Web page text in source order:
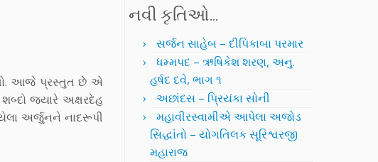
આજે પ્રસ્તુત છે એ
જ્યારે અક્ષરદેહ
અર્જુનને નાદરૂપી
નવી કૃતિઓ…
સર્જન સાહેબ – દીપિકાબા પરમાર
ધમ્મપદ – ઋષિકેશ શરણ, અનુ.
હર્ષદ દવે, ભાગ ૧
અછાંદસ – પ્રિયંકા સોની
મહાવીરસ્વામીએ આપેલા અજોડ
સિદ્ધાંતો – યોગતિલક સૂરિશ્વરજી
મહારાજ